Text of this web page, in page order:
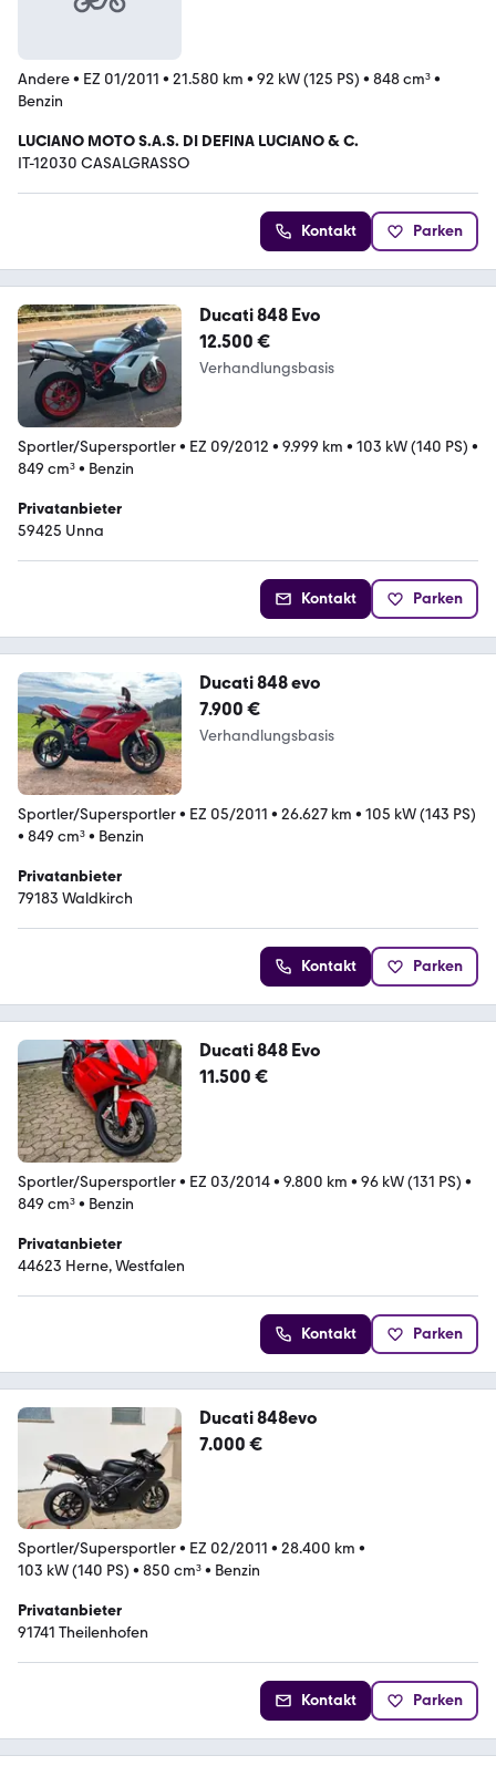
Andere• EZ 01/2011 • 21.580 km • 92 kW (125 PS) • 848 cm³•
Benzin
LUCIANO MOTO S.A.S. DI DEFINA LUCIANO & C.
IT-12030 CASALGRASSO
Kontakt Parken
Ducati 848 Evo
12.500 €
Verhandlungsbasis
Sportler/Supersportler• EZ 09/2012 • 9.999 km • 103 kW (140 PS) •
849 cm³• Benzin
Privatanbieter
59425 Unna
Kontakt Parken
Ducati 848 evo
7.900 €
Verhandlungsbasis
Sportler/Supersportler• EZ 05/2011 • 26.627 km • 105 kW (143 PS)
• 849 cm³• Benzin
Privatanbieter
79183 Waldkirch
Kontakt Parken
Ducati 848 Evo
11.500 €
Sportler/Supersportler• EZ 03/2014• 9.800 km • 96 kW (131 PS) •
849 cm³• Benzin
Privatanbieter
44623 Herne, Westfalen
Kontakt Parken
Ducati 848evo
7.000 €
Sportler/Supersportler• EZ 02/2011 • 28.400 km •
103 kW (140 PS) • 850 cm³• Benzin
Privatanbieter
91741 Theilenhofen
Kontakt Parken